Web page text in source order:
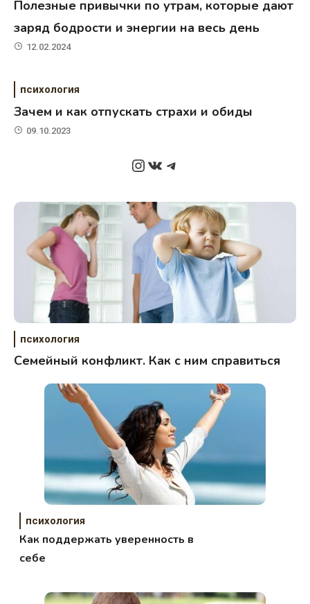
Полезные привычки по утрам, которые дают
заряд бодрости и энергии на весь день
12.02.2024
психология
Зачем и как отпускать страхи и обиды
09.10.2023
Instagram
ВКонтакте
Telegram
психология
Семейный конфликт. Как с ним справиться
психология
Как поддержать уверенность в
себе